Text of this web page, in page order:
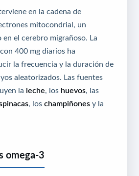
en la cadena de
mitocondrial, un
en el cerebro migrañoso. La
400 mg diarios ha
la frecuencia y la duración de
aleatorizados. Las fuentes
la leche, los huevos, las
, los champiñones y la
omega-3